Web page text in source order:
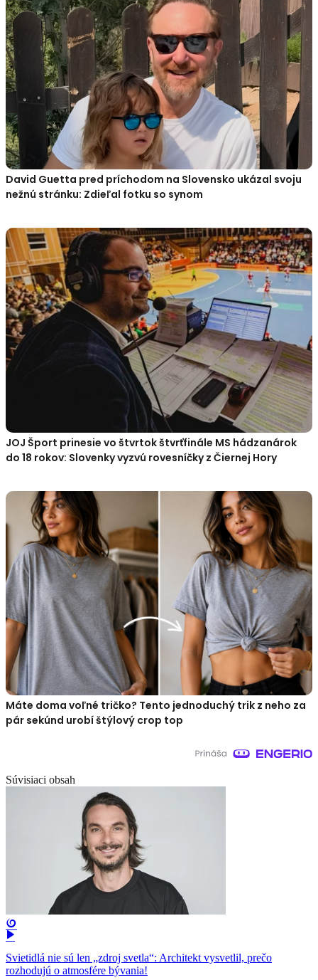
David Guetta pred príchodom na Slovensko ukázal svoju
nežnú stránku: Zdieľal fotku so synom
JOJ Šport prinesie vo štvrtok štvrťfinále MS hádzanárok
do 18 rokov: Slovenky vyzvú rovesníčky z Čiernej Hory
Máte doma voľné tričko? Tento jednoduchý trik z neho za
pár sekúnd urobí štýlový crop top
Súvisiaci obsah
Svietidlá nie sú len „zdroj svetla“: Architekt vysvetlil, prečo
rozhodujú o atmosfére bývania!